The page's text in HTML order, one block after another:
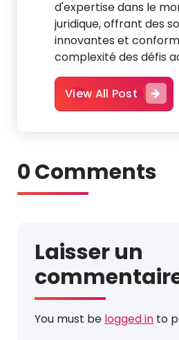
d'expertise dans le
juridique, offrant des
innovantes et
complexité des défis
View All Post
0 Comments
Laisser un
You must be logged in to